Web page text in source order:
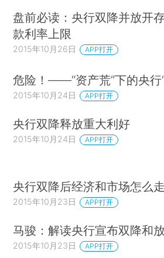
盘前必读：央行双降并放开
款利率上限
2015年10月26日 APP打开
危险！——“资产荒”下的央行
2015年10月24日 APP打开
央行双降释放重大利好
2015年10月24日 APP打开
央行双降后经济和市场怎么走
2015年10月23日 APP打开
马骏：解读央行宣布双降和
2015年10月23日 APP打开